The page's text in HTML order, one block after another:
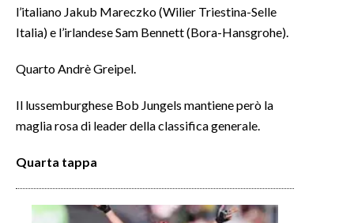
VOLLEY
MOTORI
ALTRI SPORT
GOSSIP
l’italiano Jakub Mareczko (Wilier Triestina-Selle
Italia) e l’irlandese Sam Bennett (Bora-Hansgrohe).
Quarto Andrè Greipel.
Il lussemburghese Bob Jungels mantiene però la
maglia rosa di leader della classifica generale.
Quarta tappa